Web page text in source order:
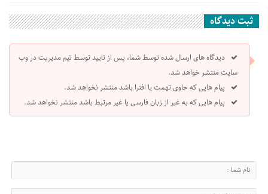
ثبت دیدگاه
دیدگاه های ارسال شده توسط شما، پس از تایید توسط تیم مدیریت در وب
سایت منتشر خواهد شد.
پیام هایی که حاوی تهمت یا افترا باشد منتشر نخواهد شد.
پیام هایی که به غیر از زبان فارسی یا غیر مرتبط باشد منتشر نخواهد شد.